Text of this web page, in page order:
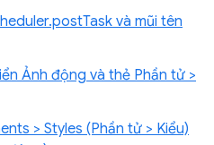
và mũi tên
Ảnh động và thẻ Phần tử >
> Styles (Phần tử > Kiểu)